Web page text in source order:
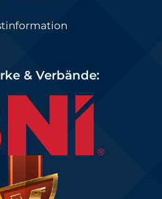
& Verbände: